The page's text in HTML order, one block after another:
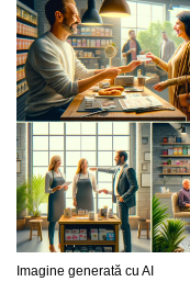
Imagine generată cu AI